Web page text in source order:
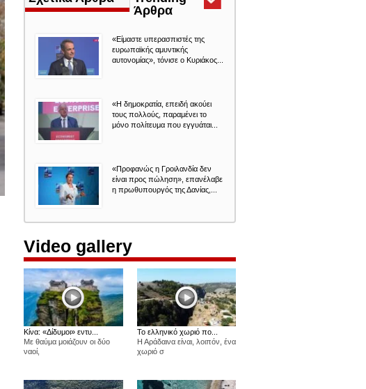
Άρθρα(ενεργή
«Είμαστε υπερασπιστές της
ευρωπαϊκής αμυντικής
αυτονομίας», τόνισε ο Κυριάκος...
«Η δημοκρατία, επειδή ακούει
τους πολλούς, παραμένει το
μόνο πολίτευμα που εγγυάται...
«Προφανώς η Γροιλανδία δεν
είναι προς πώληση», επανέλαβε
η πρωθυπουργός της Δανίας,...
Video gallery
Κίνα: «Δίδυμοι» εντυ...
Με θαύμα μοιάζουν οι δύο
ναοί,
Το ελληνικό χωριό πο...
Η Αράδαινα είναι, λοιπόν, ένα
χωριό σ